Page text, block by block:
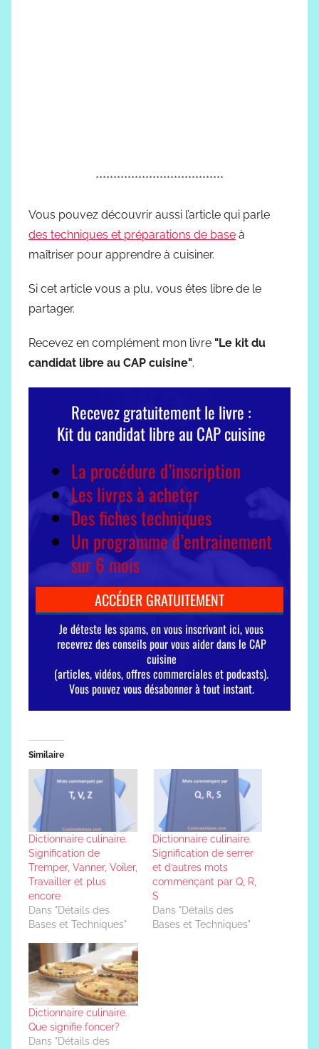
************************************
Vous pouvez découvrir aussi l’article qui parle
des techniques et préparations de base à
maîtriser pour apprendre à cuisiner.
Si cet article vous a plu, vous êtes libre de le
partager.
Recevez en complément mon livre "Le kit du
candidat libre au CAP cuisine".
Similaire
Dictionnaire culinaire.
Signification de
Tremper, Vanner, Voiler,
Travailler et plus
encore
Dans "Détails des
Bases et Techniques"
Dictionnaire culinaire.
Signification de serrer
et d’autres mots
commençant par Q, R,
S
Dans "Détails des
Bases et Techniques"
Dictionnaire culinaire.
Que signifie foncer?
Dans "Détails des